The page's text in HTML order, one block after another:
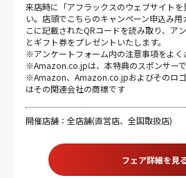
来店時に「アフラックスのウェブサイト
い。店頭でこちらのキャンペーン申込み
こに記載されたQRコードを読み取り、ア
とギフト券をプレゼントいたします。
※アンケートフォーム内の注意事項をよく
※Amazon.co.jpは、本特典のスポンサー
※Amazon、Amazon.co.jpおよびそのロ
はその関連会社の商標です
開催店舗：全店舗(直営店、全国取扱店)
フェア詳細を見